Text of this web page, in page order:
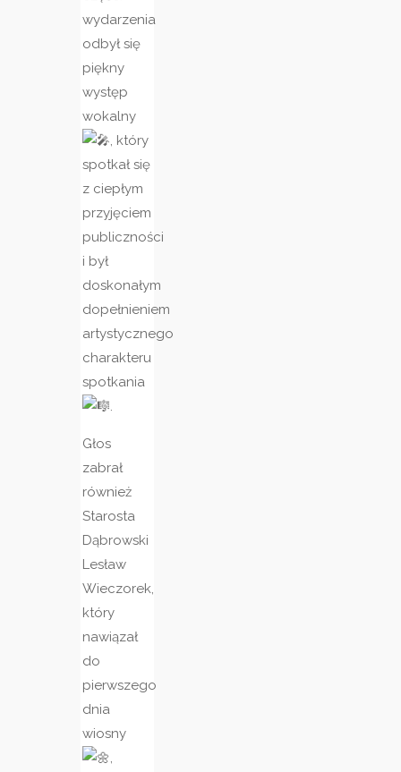
wydarzenia
odbył się
piękny
występ
wokalny
, który
spotkał się
z ciepłym
przyjęciem
publiczności
i był
doskonałym
dopełnieniem
artystycznego
charakteru
spotkania
.
Głos
zabrał
również
Starosta
Dąbrowski
Lesław
Wieczorek,
który
nawiązał
do
pierwszego
dnia
wiosny
,